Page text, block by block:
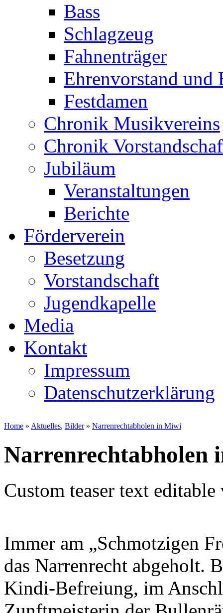
Bass
Schlagzeug
Fahnenträger
Ehrenvorstand und
Festdamen
Chronik Musikvereins
Chronik
Jubiläum
Veranstaltungen
Berichte
Förderverein
Besetzung
Vorstandschaft
Jugendkapelle
Media
Kontakt
Impressum
Datenschutzerklärung
Home » Aktuelles, Bilder» Narrenrechtabholen in Miwi
Narrenrechtabholen
Custom teaser text
Immer am „Schmotzigen
das Narrenrecht abgeholt.
Kindi-Befreiung, im